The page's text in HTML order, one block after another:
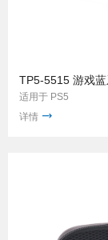
TP5-5515 游戏
适用于 PS5
详情